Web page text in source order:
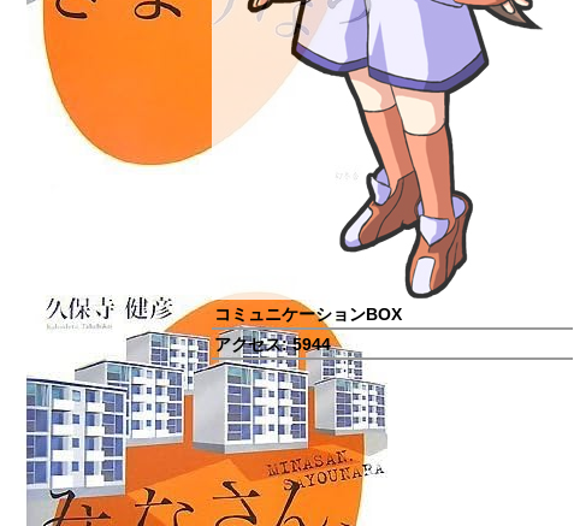
コミュニケーションBOX
アクセス: 5944